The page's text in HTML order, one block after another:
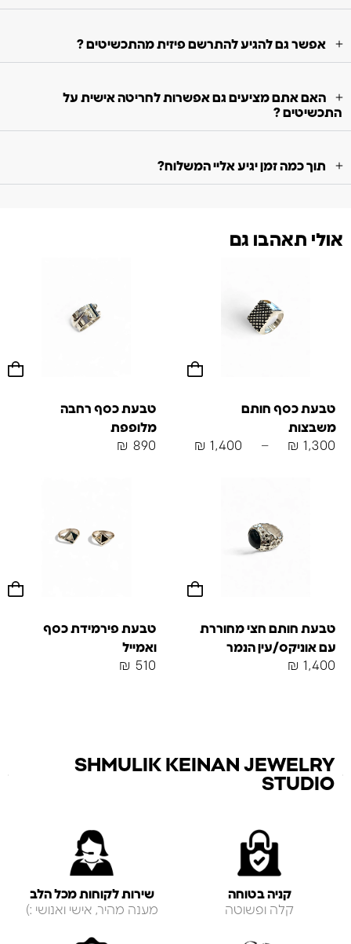
אפשר גם להגיע להתרשם פיזית מהתכשיטים ?
האם אתם מציעים גם אפשרות לחריטה אישית על
התכשיטים ?
תוך כמה זמן יגיע אליי המשלוח?
אולי תאהבו גם
טבעת כסף חותם
משבצות
₪ 1,300
–
₪ 1,400
טבעת כסף רחבה
מלופפת
₪ 890
טבעת חותם חצי מחוררת
עם אוניקס/עין הנמר
₪ 1,400
טבעת פירמידת כסף
ואמייל
₪ 510
SHMULIK KEINAN JEWELRY
STUDIO
קניה בטוחה
קלה ופשוטה
שירות לקוחות מכל הלב
מענה מהיר, אישי ואנושי :)